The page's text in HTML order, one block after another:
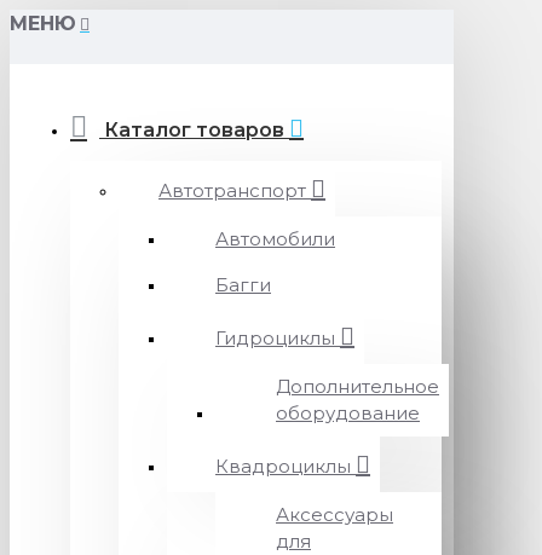
МЕНЮ
Каталог товаров
Автотранспорт
Автомобили
Багги
Гидроциклы
Дополнительное
оборудование
Квадроциклы
Аксессуары
для